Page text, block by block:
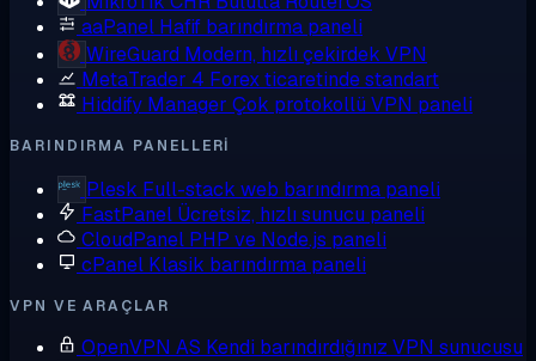
aaPanel Hafif barındırma paneli
WireGuard Modern, hızlı çekirdek VPN
MetaTrader 4 Forex ticaretinde standart
Hiddify Manager Çok protokollü VPN paneli
BARINDIRMA PANELLERI
Plesk Full-stack web barındırma paneli
FastPanel Ücretsiz, hızlı sunucu paneli
CloudPanel PHP ve Node.js paneli
cPanel Klasik barındırma paneli
VPN VE ARAÇLAR
OpenVPN AS Kendi barındırdığınız VPN sunucusu